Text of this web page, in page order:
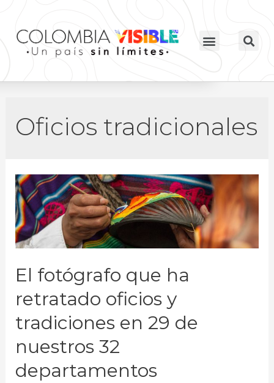
Oficios tradicionales
El fotógrafo que ha
retratado oficios y
tradiciones en 29 de
nuestros 32
departamentos